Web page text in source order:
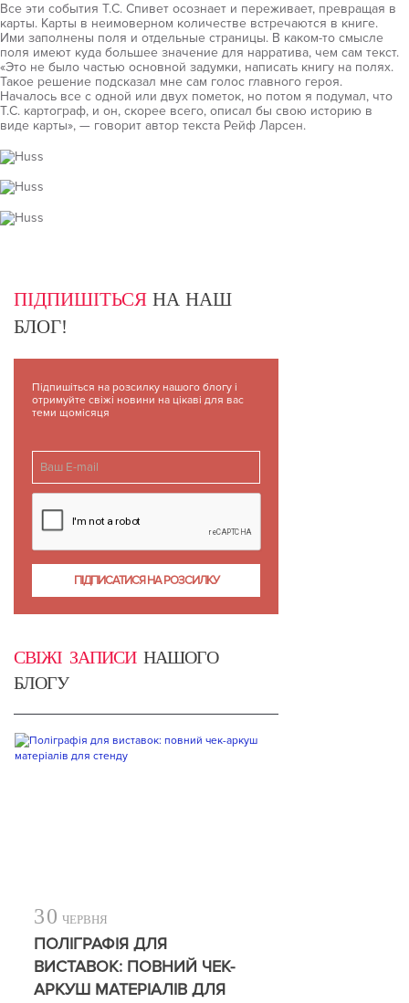
Все эти события Т.С. Спивет осознает и переживает, превращая в
карты. Карты в неимоверном количестве встречаются в книге.
Ими заполнены поля и отдельные страницы. В каком-то смысле
поля имеют куда большее значение для нарратива, чем сам текст.
«Это не было частью основной задумки, написать книгу на полях.
Такое решение подсказал мне сам голос главного героя.
Началось все с одной или двух пометок, но потом я подумал, что
Т.С. картограф, и он, скорее всего, описал бы свою историю в
виде карты», — говорит автор текста Рейф Ларсен.
ПІДПИШІТЬСЯ НА НАШ
БЛОГ!
Підпишіться на розсилку нашого блогу і
отримуйте свіжі новини на цікаві для вас
теми щомісяця
СВІЖІ ЗАПИСИНАШОГО
БЛОГУ
30 ЧЕРВНЯ
ПОЛІГРАФІЯ ДЛЯ
ВИСТАВОК: ПОВНИЙ ЧЕК-
АРКУШ МАТЕРІАЛІВ ДЛЯ